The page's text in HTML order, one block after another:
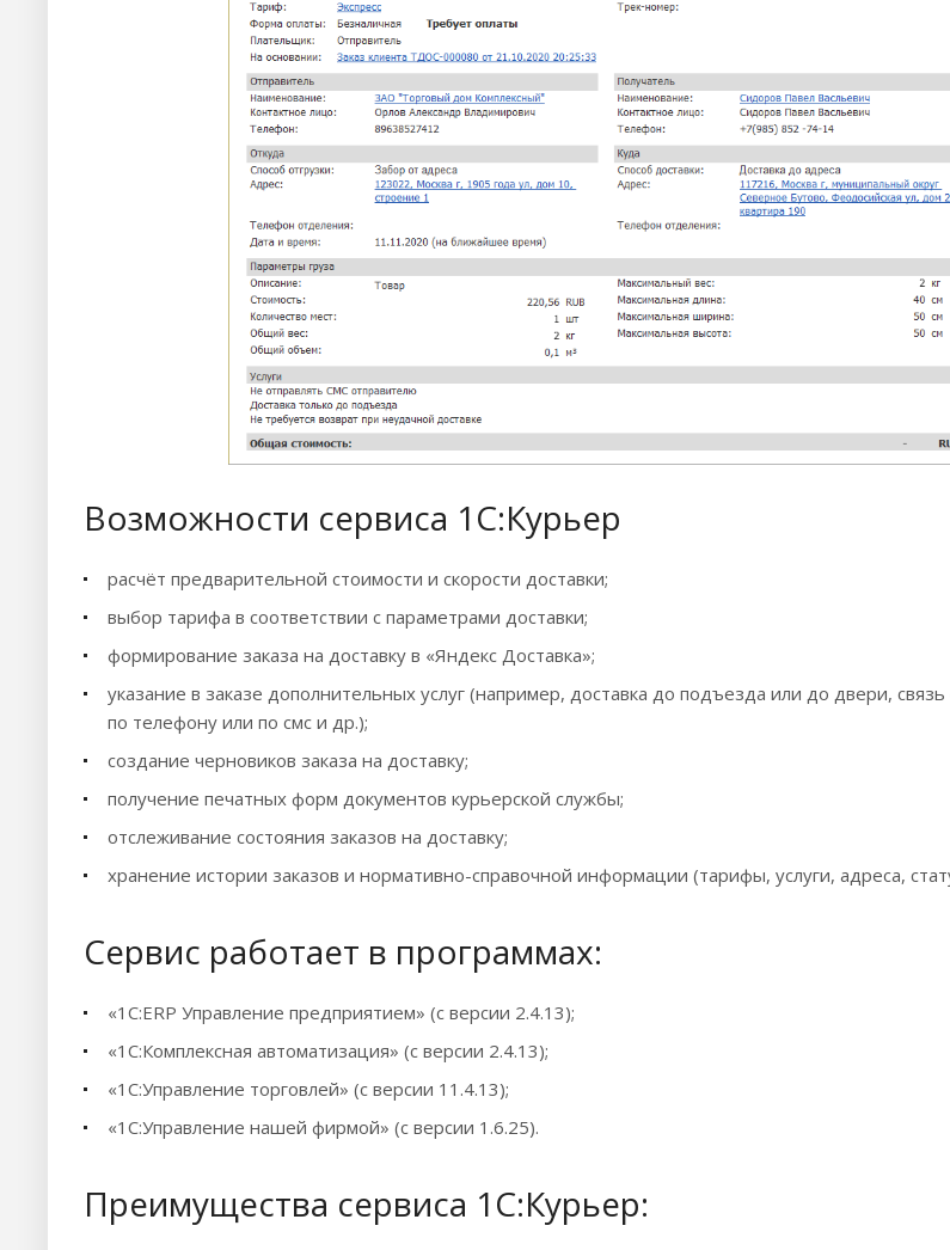
Возможности сервиса 1С:Курьер
расчёт предварительной стоимости и скорости доставки;
выбор тарифа в соответствии с параметрами доставки;
формирование заказа на доставку в «Яндекс Доставка»;
указание в заказе дополнительных услуг (например, доставка до подъезда или до двери, связь
по телефону или по смс и др.);
создание черновиков заказа на доставку;
получение печатных форм документов курьерской службы;
отслеживание состояния заказов на доставку;
хранение истории заказов и нормативно-справочной информации (тарифы, услуги, адреса,
Сервис работает в программах:
«1С:ERP Управление предприятием» (с версии 2.4.13);
«1С:Комплексная автоматизация» (с версии 2.4.13);
«1С:Управление торговлей» (с версии 11.4.13);
«1С:Управление нашей фирмой» (с версии 1.6.25).
Преимущества сервиса 1С:Курьер: